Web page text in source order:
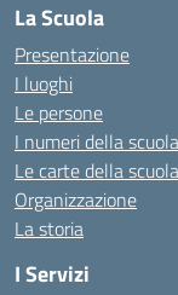
La Scuola
Presentazione
I luoghi
Le persone
I numeri della scuola
Le carte della scuola
Organizzazione
La storia
I Servizi